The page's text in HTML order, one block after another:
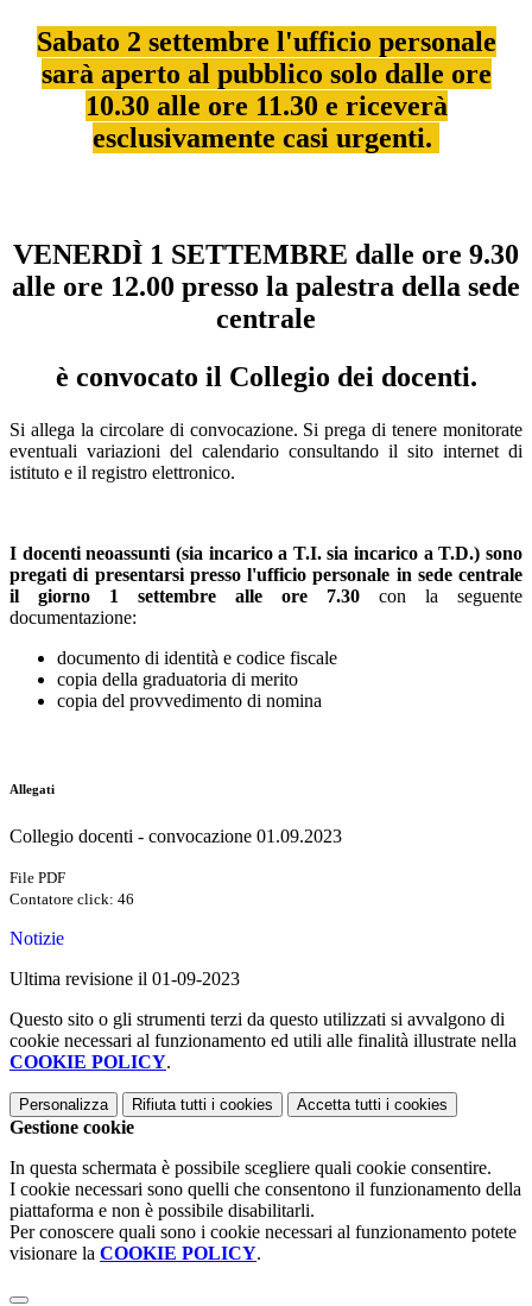
Sabato 2 settembre l'ufficio personale
sarà aperto al pubblico solo dalle ore
10.30 alle ore 11.30 e riceverà
esclusivamente casi urgenti.
VENERDÌ 1 SETTEMBRE dalle ore 9.30
alle ore 12.00 presso la palestra della sede
centrale
è convocato il Collegio dei docenti.
Si allega la circolare di convocazione. Si prega di tenere monitorate
eventuali variazioni del calendario consultando il sito internet di
istituto e il registro elettronico.
I docenti neoassunti (sia incarico a T.I. sia incarico a T.D.) sono
pregati di presentarsi presso l'ufficio personale in sede centrale
il giorno 1 settembre alle ore 7.30 con la seguente
documentazione:
documento di identità e codice fiscale
copia della graduatoria di merito
copia del provvedimento di nomina
Allegati
Collegio docenti - convocazione 01.09.2023
File PDF
Contatore click: 46
Notizie
Ultima revisione il 01-09-2023
Questo sito o gli strumenti terzi da questo utilizzati si avvalgono di
cookie necessari al funzionamento ed utili alle finalità illustrate nella
COOKIE POLICY.
Personalizza Rifiuta tutti i cookies Accetta tutti i cookies
Gestione cookie
In questa schermata è possibile scegliere quali cookie consentire.
I cookie necessari sono quelli che consentono il funzionamento della
piattaforma e non è possibile disabilitarli.
Per conoscere quali sono i cookie necessari al funzionamento potete
visionare la COOKIE POLICY.